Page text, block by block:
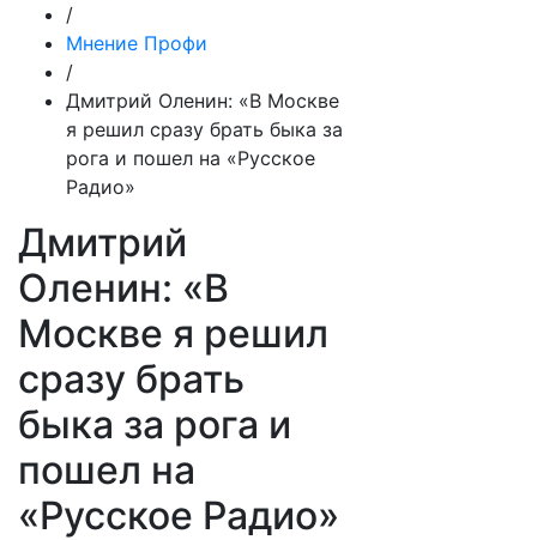
/
Мнение Профи
/
Дмитрий Оленин: «В Москве
я решил сразу брать быка за
рога и пошел на «Русское
Радио»
Дмитрий
Оленин: «В
Москве я решил
сразу брать
быка за рога и
пошел на
«Русское Радио»